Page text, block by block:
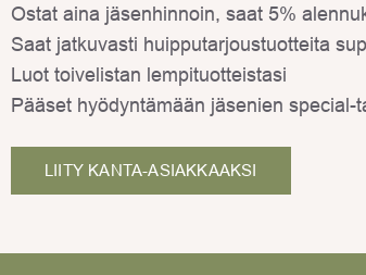
Ostat aina jäsenhinnoin, saat 5%
Saat jatkuvasti huipputarjoustuotteita
Luot toivelistan lempituotteistasi
Pääset hyödyntämään jäsenien special-
LIITY KANTA-ASIAKKAAKSI